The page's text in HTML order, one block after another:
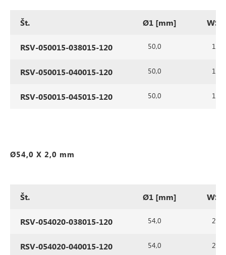
Št. Ø1 [mm]
RSV-050015-038015-120 50,0 1,5
RSV-050015-040015-120 50,0 1,5
RSV-050015-045015-120 50,0 1,5
Ø54,0 X 2,0 mm
Št. Ø1 [mm]
RSV-054020-038015-120 54,0 2,0
RSV-054020-040015-120 54,0 2,0